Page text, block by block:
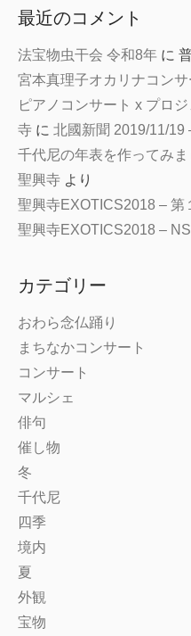
最近のコメント
法宝物虫干会 令和8年 に
宮本真理子オカリナコンサ
ピアノコンサート x プロ
寺 に 北國新聞 2019/11/19
千代尼の年表を作ってみま
聖興寺 より
聖興寺EXOTICS2018 – 第
聖興寺EXOTICS2018 –
カテゴリー
おわら念仏踊り
まちなかコンサート
コンサート
マルシェ
俳句
催し物
冬
千代尼
四季
境内
夏
外観
宝物